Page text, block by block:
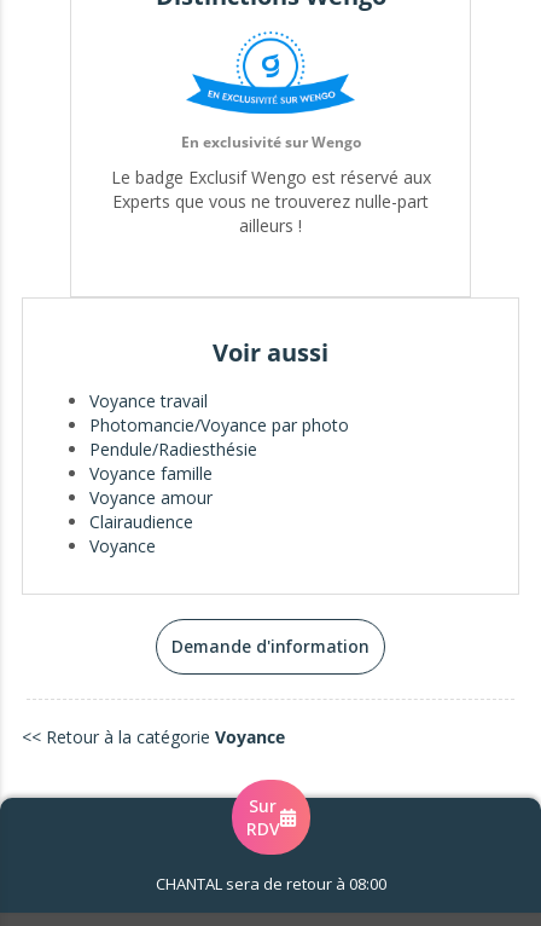
- En cas d'absence de ma part, je vous invite à consulter
"Domitille" qui a toute ma confiance
Chantal expert 0018
.
En exclusivité sur Wengo
Le badge Exclusif Wengo est réservé aux
Experts que vous ne trouverez nulle-part
ailleurs !
Voir aussi
Voyance travail
Photomancie/Voyance par photo
Pendule/Radiesthésie
Voyance famille
Voyance amour
Clairaudience
Voyance
Demande d'information
<< Retour à la catégorie Voyance
Sur
RDV
CHANTAL sera de retour à 08:00